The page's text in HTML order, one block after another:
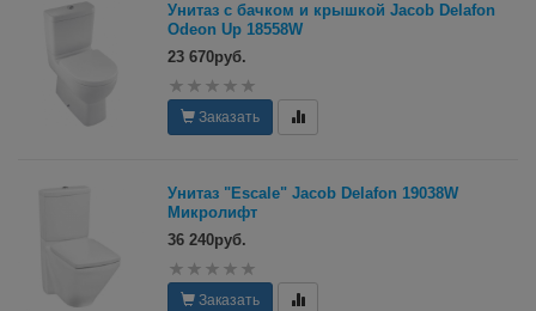
Унитаз с бачком и крышкой Jacob Delafon
Odeon Up 18558W
23 670руб.
Заказать
Унитаз "Escale" Jacob Delafon 19038W
Микролифт
36 240руб.
Заказать